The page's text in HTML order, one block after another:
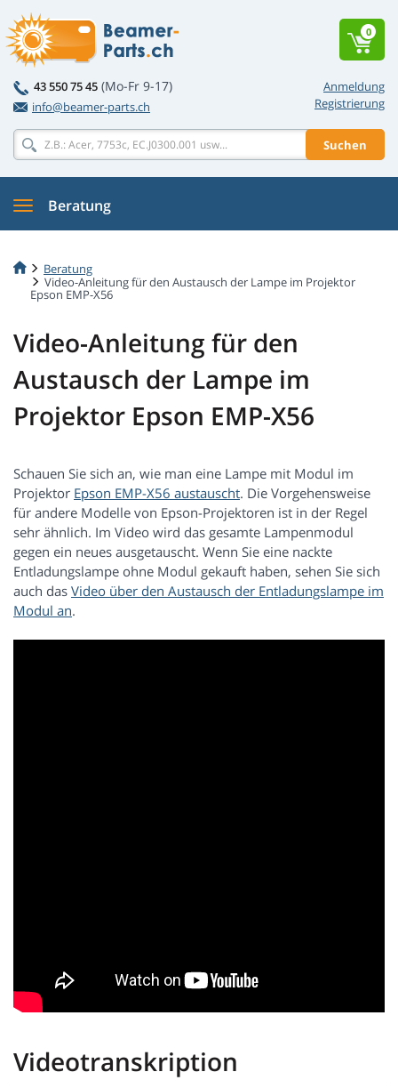
Anmeldung
Registrierung
43 550 75 45 (Mo-Fr 9-17)
info@beamer-parts.ch
Suchen
0
Beratung
Beratung
Video-Anleitung für den Austausch der Lampe im Projektor
Epson EMP-X56
Video-Anleitung für den
Austausch der Lampe im
Projektor Epson EMP-X56
Schauen Sie sich an, wie man eine Lampe mit Modul im
Projektor Epson EMP-X56 austauscht. Die Vorgehensweise
für andere Modelle von Epson-Projektoren ist in der Regel
sehr ähnlich. Im Video wird das gesamte Lampenmodul
gegen ein neues ausgetauscht. Wenn Sie eine nackte
Entladungslampe ohne Modul gekauft haben, sehen Sie sich
auch das Video über den Austausch der Entladungslampe im
Modul an.
Videotranskription